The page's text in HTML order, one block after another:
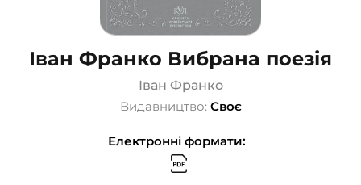
Іван Франко Вибрана поезія
Іван Франко
Видавництво: Своє
Електронні формати: